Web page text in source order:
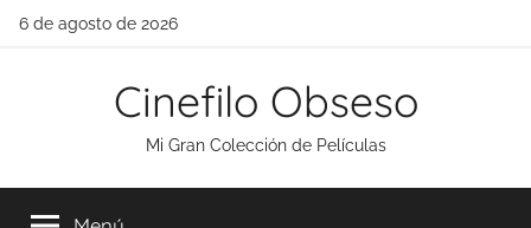
Saltar
6 de agosto de 2026
Cinefilo Obseso
Mi Gran Colección de Películas